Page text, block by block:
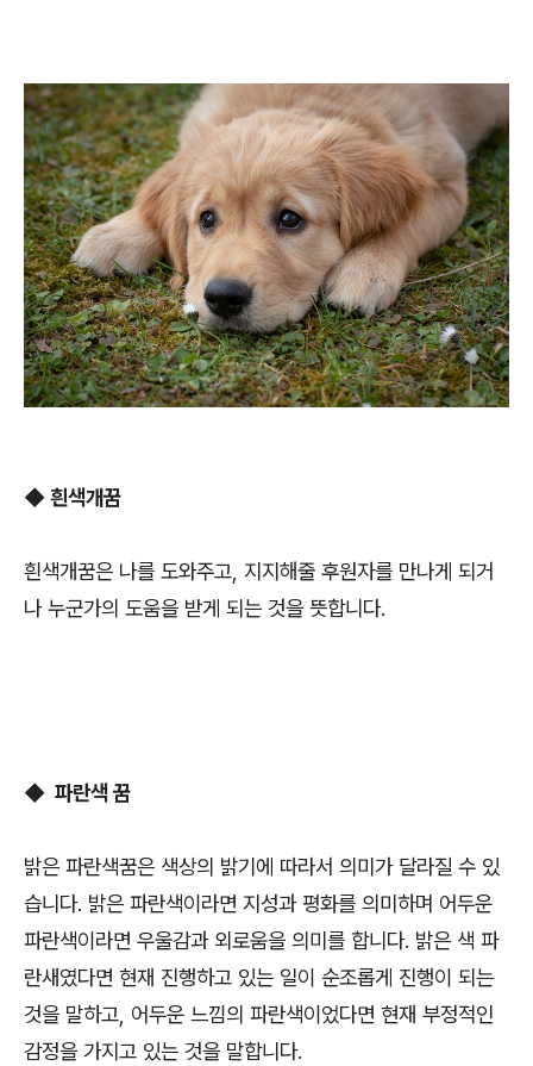
◆ 흰색개꿈
흰색개꿈은 나를 도와주고, 지지해줄 후원자를 만나게 되거
나 누군가의 도움을 받게 되는 것을 뜻합니다.
◆ 파란색 꿈
밝은 파란색꿈은 색상의 밝기에 따라서 의미가 달라질 수 있
습니다. 밝은 파란색이라면 지성과 평화를 의미하며 어두운
파란색이라면 우울감과 외로움을 의미를 합니다. 밝은 색 파
란새였다면 현재 진행하고 있는 일이 순조롭게 진행이 되는
것을 말하고, 어두운 느낌의 파란색이었다면 현재 부정적인
감정을 가지고 있는 것을 말합니다.